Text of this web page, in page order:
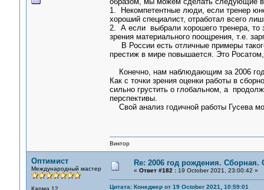
1. Некомпетентные люди, если тренер
хороший специалист, отработал всего
2. А если выбрали хорошего тренера, то
зрения материального поощрения, т.е.
В России есть отличные примеры такого
престиж в мире повышается. Это
Конечно, нам наблюдающим за 2006
Как с точки зрения оценки работы в
сильно грустить о глобальном, а
перспективы.
Свой анализ годичной работы Гусева
Виктор
Оптимист
Международный мастер
Карма 12
Re: 2006 год рождения.
« Ответ #182 :19 October 2021, 23:00:42 »
Цитата: Конеджер от 19 October 2021, 10:59:01